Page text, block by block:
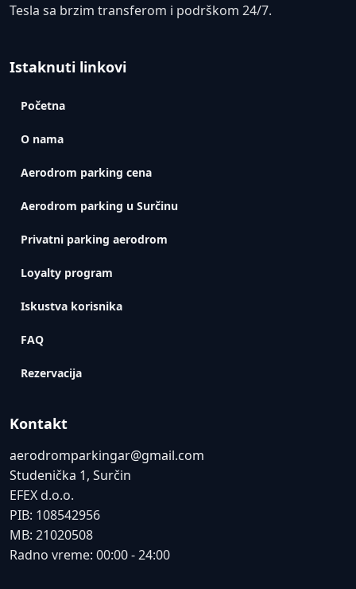
Tesla sa brzim transferom i podrškom 24/7.
Istaknuti linkovi
Početna
O nama
Aerodrom parking cena
Aerodrom parking u Surčinu
Privatni parking aerodrom
Loyalty program
Iskustva korisnika
FAQ
Rezervacija
Kontakt
aerodromparkingar@gmail.com
Studenička 1, Surčin
EFEX d.o.o.
PIB: 108542956
MB: 21020508
Radno vreme: 00:00 - 24:00